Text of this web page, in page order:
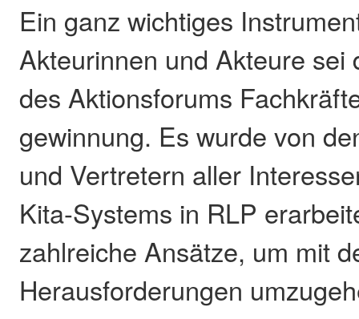
Ein ganz wichtiges
Akteurinnen und Akteure sei
des Aktionsforums
gewinnung. Es wurde von
und Vertretern aller
Kita-Systems in RLP
zahlreiche Ansätze, um mit
Herausforderungen